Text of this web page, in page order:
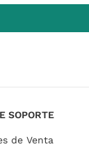
SOPORTE
de Venta